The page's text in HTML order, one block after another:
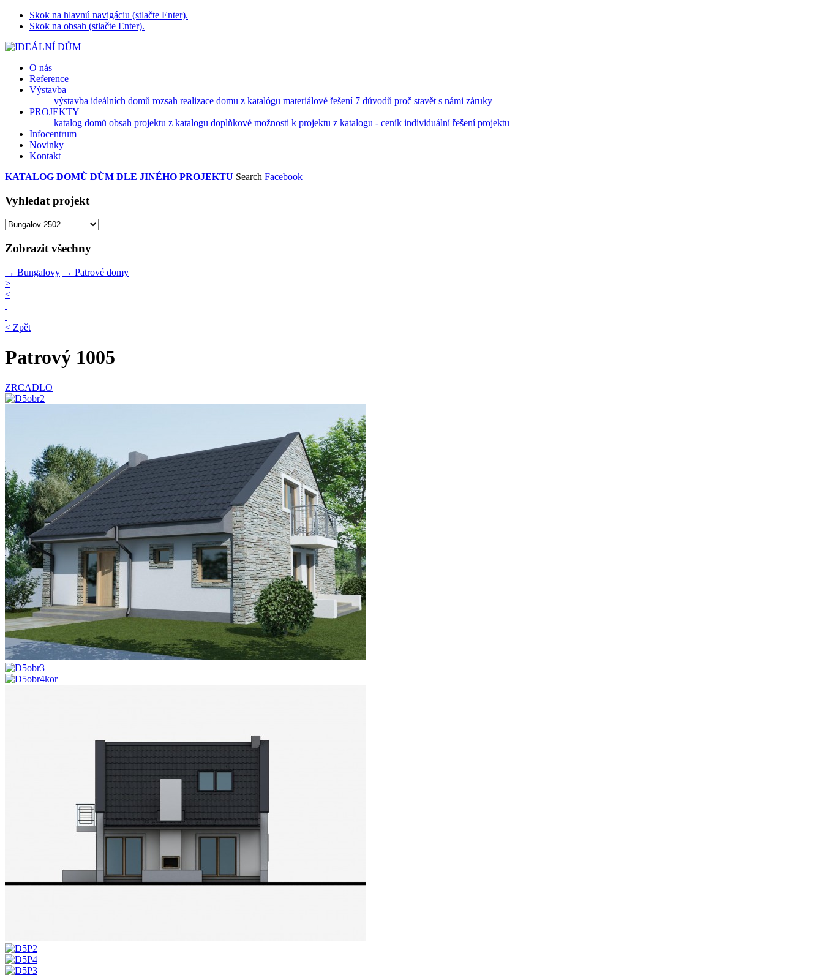
Skok na hlavnú navigáciu (stlačte Enter).
Skok na obsah (stlačte Enter).
O nás
Reference
Výstavba
výstavba ideálních domů rozsah realizace domu z katalógu materiálové řešení 7 důvodů proč stavět s námi záruky
PROJEKTY
katalog domů obsah projektu z katalogu doplňkové možnosti k projektu z katalogu - ceník individuální řešení projektu
Infocentrum
Novinky
Kontakt
KATALOG DOMŮ DŮM DLE JINÉHO PROJEKTU Search Facebook
Vyhledat projekt
Zobrazit všechny
→ Bungalovy → Patrové domy
>
<
< Zpět
Patrový 1005
ZRCADLO